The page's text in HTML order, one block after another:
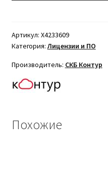
Артикул: X4233609
Категория:Лицензии и ПО
Производитель: СКБ Контур
Похожие